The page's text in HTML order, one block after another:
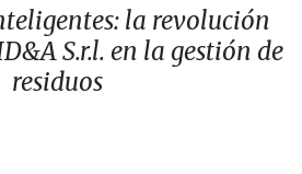
la revolución
S.r.l. en la gestión de
residuos